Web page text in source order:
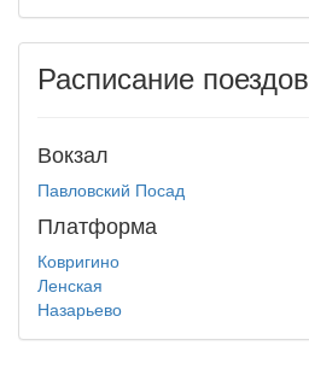
Расписание поездов
Вокзал
Павловский Посад
Платформа
Ковригино
Ленская
Назарьево